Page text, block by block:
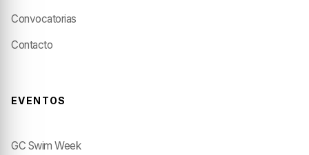
Convocatorias
Contacto
EVENTOS
GC Swim Week